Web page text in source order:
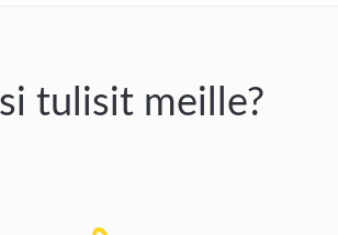
tulisit meille?